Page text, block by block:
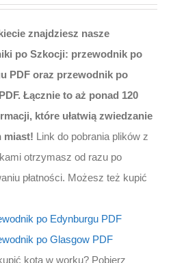
zł.59,90 zł.
znajdziesz nasze
po Szkocji: przewodnik po
PDF oraz przewodnik po
Łącznie to aż ponad 120
które ułatwią zwiedzanie
miast! Link do pobrania plików z
otrzymasz od razu po
płatności. Możesz też kupić
po Edynburgu PDF
po Glasgow PDF
kota w worku? Pobierz